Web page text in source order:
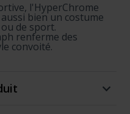
l'HyperChrome
bien un costume
de sport.
renferme des
convoité.